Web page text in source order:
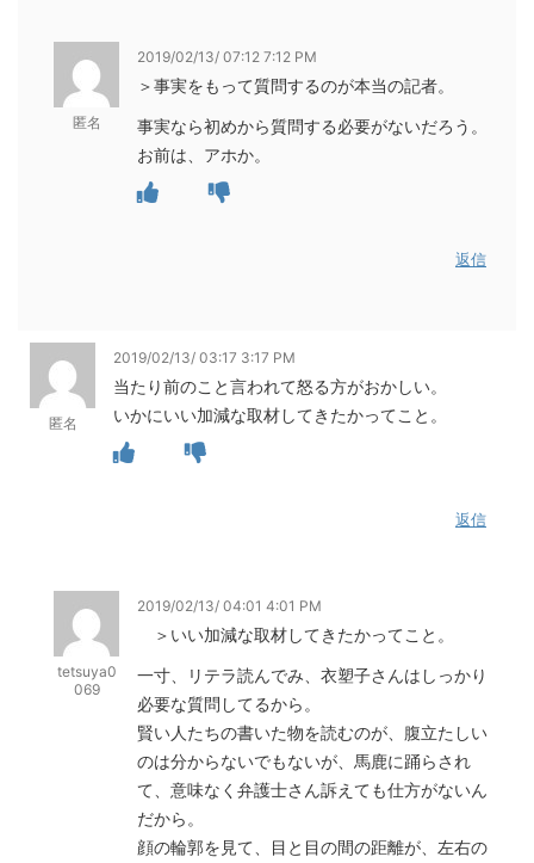
匿名
2019/02/13/ 07:12 7:12 PM
＞事実をもって質問するのが本当の記者。
事実なら初めから質問する必要がないだろう。
お前は、アホか。
返信
匿名
2019/02/13/ 03:17 3:17 PM
当たり前のこと言われて怒る方がおかしい。
いかにいい加減な取材してきたかってこと。
返信
tetsuya0
069
2019/02/13/ 04:01 4:01 PM
＞いい加減な取材してきたかってこと。
一寸、リテラ読んでみ、衣塑子さんはしっかり
必要な質問してるから。
賢い人たちの書いた物を読むのが、腹立たしい
のは分からないでもないが、馬鹿に踊らされ
て、意味なく弁護士さん訴えても仕方がないん
だから。
顔の輪郭を見て、目と目の間の距離が、左右の